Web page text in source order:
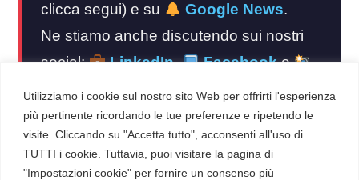
Utilizziamo i cookie sul nostro sito Web per offrirti l'esperienza
più pertinente ricordando le tue preferenze e ripetendo le
visite. Cliccando su "Accetta tutto", acconsenti all'uso di
TUTTI i cookie. Tuttavia, puoi visitare la pagina di
"Impostazioni cookie" per fornire un consenso più
clicca segui) e su
Google News.
Ne stiamo anche discutendo sui nostri
social:
LinkedIn, Facebooke
Instagram
Hai una notizia o un approfondimento da
segnalarci?
Scrivici